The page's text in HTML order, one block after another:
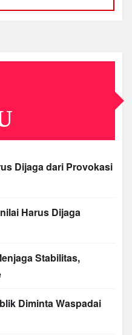
Dijaga dari Provokasi
Harus Dijaga
Stabilitas,
Diminta Waspadai